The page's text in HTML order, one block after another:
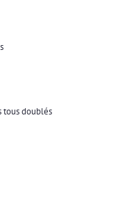
tous doublés